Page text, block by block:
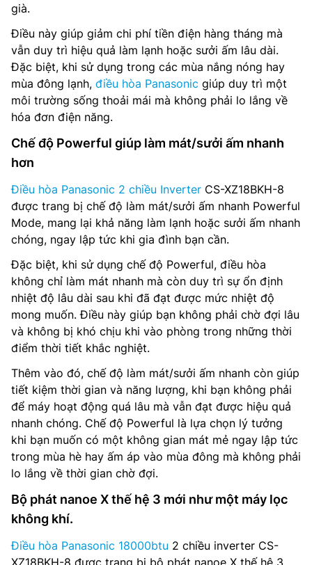
già.
Điều này giúp giảm chi phí tiền điện hàng tháng mà
vẫn duy trì hiệu quả làm lạnh hoặc sưởi ấm lâu dài.
Đặc biệt, khi sử dụng trong các mùa nắng nóng hay
mùa đông lạnh, điều hòa Panasonic giúp duy trì một
môi trường sống thoải mái mà không phải lo lắng về
hóa đơn điện năng.
Chế độ Powerful giúp làm mát/sưởi ấm nhanh
hơn
Điều hòa Panasonic 2 chiều Inverter CS-XZ18BKH-8
được trang bị chế độ làm mát/sưởi ấm nhanh Powerful
Mode, mang lại khả năng làm lạnh hoặc sưởi ấm nhanh
chóng, ngay lập tức khi gia đình bạn cần.
Đặc biệt, khi sử dụng chế độ Powerful, điều hòa
không chỉ làm mát nhanh mà còn duy trì sự ổn định
nhiệt độ lâu dài sau khi đã đạt được mức nhiệt độ
mong muốn. Điều này giúp bạn không phải chờ đợi lâu
và không bị khó chịu khi vào phòng trong những thời
điểm thời tiết khắc nghiệt.
Thêm vào đó, chế độ làm mát/sưởi ấm nhanh còn giúp
tiết kiệm thời gian và năng lượng, khi bạn không phải
để máy hoạt động quá lâu mà vẫn đạt được hiệu quả
nhanh chóng. Chế độ Powerful là lựa chọn lý tưởng
khi bạn muốn có một không gian mát mẻ ngay lập tức
trong mùa hè hay ấm áp vào mùa đông mà không phải
lo lắng về thời gian chờ đợi.
Bộ phát nanoe X thế hệ 3 mới như một máy lọc
không khí.
Điều hòa Panasonic 18000btu 2 chiều inverter CS-